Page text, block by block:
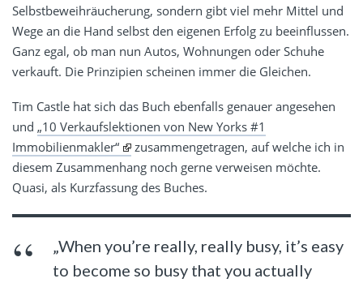
Selbstbeweihräucherung, sondern gibt viel mehr Mittel und
Wege an die Hand selbst den eigenen Erfolg zu beeinflussen.
Ganz egal, ob man nun Autos, Wohnungen oder Schuhe
verkauft. Die Prinzipien scheinen immer die Gleichen.
Tim Castle hat sich das Buch ebenfalls genauer angesehen
und „10 Verkaufslektionen von New Yorks #1
Immobilienmakler“
zusammengetragen, auf welche ich in
diesem Zusammenhang noch gerne verweisen möchte.
Quasi, als Kurzfassung des Buches.
„When you’re really, really busy, it’s easy
to become so busy that you actually